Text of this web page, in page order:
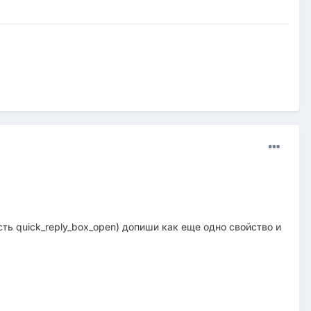
quick_reply_box_open) допиши как еще одно свойство и